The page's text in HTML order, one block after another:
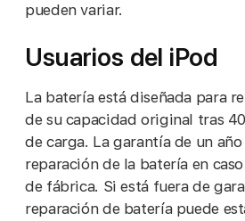
pueden variar.
Usuarios del iPod
La batería está diseñada para
de su capacidad original tras
de carga. La garantía de un
reparación de la batería en
de fábrica. Si está fuera de
reparación de batería puede